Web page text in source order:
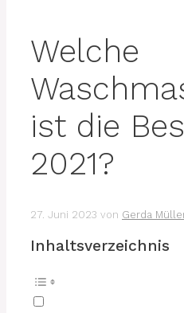
Welche
ist die
2021?
27. Juni 2023 von Gerda
Inhaltsverzeichnis